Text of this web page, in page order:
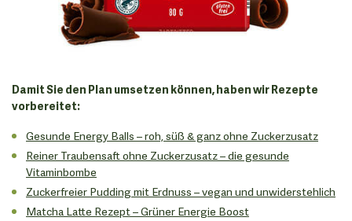
Damit Sie den Plan umsetzen können, haben wir Rezepte
vorbereitet:
Gesunde Energy Balls – roh, süß & ganz ohne Zuckerzusatz
Reiner Traubensaft ohne Zuckerzusatz – die gesunde
Vitaminbombe
Zuckerfreier Pudding mit Erdnuss – vegan und unwiderstehlich
Matcha Latte Rezept – Grüner Energie Boost